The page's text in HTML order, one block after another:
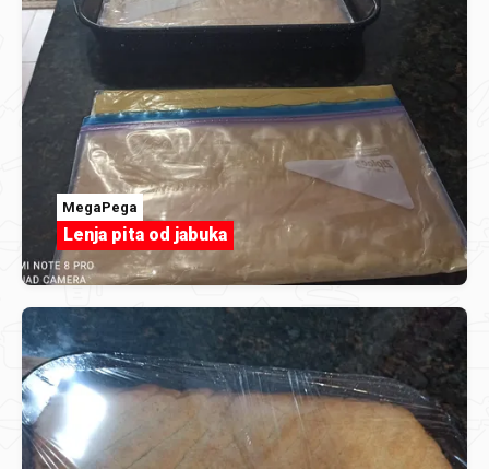
MegaPega
Lenja pita od jabuka